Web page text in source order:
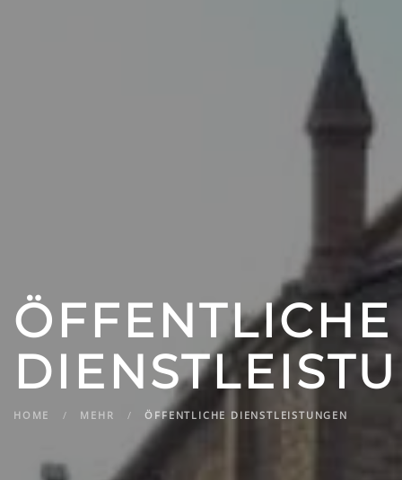
ÖFFENTLICHE
HOME MEHR ÖFFENTLICHE DIENSTLEISTUNGEN